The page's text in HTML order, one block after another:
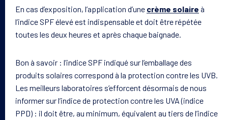
Le laboratoire
Le magazine
En cas d’exposition, l’application d’une crème solaire à
l’indice SPF élevé est indispensable et doit être répétée
toutes les deux heures et après chaque baignade.
Bon à savoir : l’indice SPF indiqué sur l’emballage des
produits solaires correspond à la protection contre les UVB.
Les meilleurs laboratoires s’efforcent désormais de nous
informer sur l’indice de protection contre les UVA (indice
PPD) : il doit être, au minimum, équivalent au tiers de l’indice